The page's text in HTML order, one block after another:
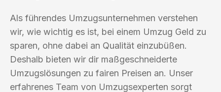
Als führendes Umzugsunternehmen verstehen
wir, wie wichtig es ist, bei einem Umzug Geld zu
sparen, ohne dabei an Qualität einzubüßen.
Deshalb bieten wir dir maßgeschneiderte
Umzugslösungen zu fairen Preisen an. Unser
erfahrenes Team von Umzugsexperten sorgt